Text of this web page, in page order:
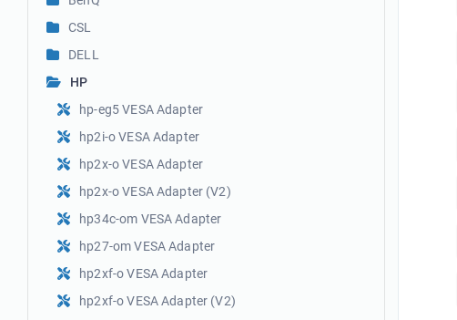
CSL
DELL
HP
hp-eg5 VESA Adapter
hp2i-o VESA Adapter
hp2x-o VESA Adapter
hp2x-o VESA Adapter (V2)
hp34c-om VESA Adapter
hp27-om VESA Adapter
hp2xf-o VESA Adapter
hp2xf-o VESA Adapter (V2)